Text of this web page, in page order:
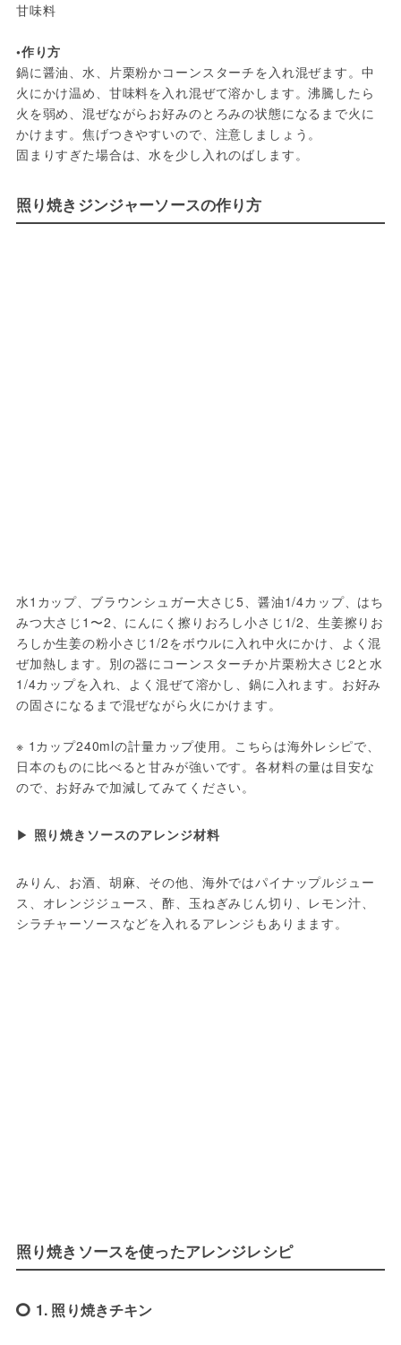
甘味料
•作り方
鍋に醤油、水、片栗粉かコーンスターチを入れ混ぜます。中
火にかけ温め、甘味料を入れ混ぜて溶かします。沸騰したら
火を弱め、混ぜながらお好みのとろみの状態になるまで火に
かけます。焦げつきやすいので、注意しましょう。
照り焼きジンジャーソースの作り方
水1カップ、ブラウンシュガー大さじ5、醤油1/4カップ、はち
みつ大さじ1〜2、にんにく擦りおろし小さじ1/2、生姜擦りお
ろしか生姜の粉小さじ1/2をボウルに入れ中火にかけ、よく混
ぜ加熱します。別の器にコーンスターチか片栗粉大さじ2と水
1/4カップを入れ、よく混ぜて溶かし、鍋に入れます。お好み
の固さになるまで混ぜながら火にかけます。
※ 1カップ240mlの計量カップ使用。こちらは海外レシピで、
日本のものに比べると甘みが強いです。各材料の量は目安な
ので、お好みで加減してみてください。
▶ 照り焼きソースのアレンジ材料
みりん、お酒、胡麻、その他、海外ではパイナップルジュー
ス、オレンジジュース、酢、玉ねぎみじん切り、レモン汁、
シラチャーソースなどを入れるアレンジもありまます。
照り焼きソースを使ったアレンジレシピ
1. 照り焼きチキン